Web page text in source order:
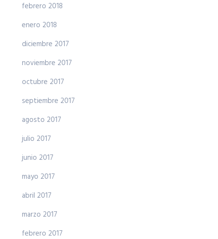
febrero 2018
enero 2018
diciembre 2017
noviembre 2017
octubre 2017
septiembre 2017
agosto 2017
julio 2017
junio 2017
mayo 2017
abril 2017
marzo 2017
febrero 2017